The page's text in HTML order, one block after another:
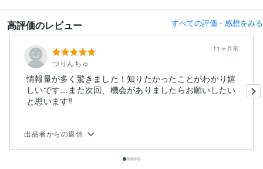
高評価のレビュー すべての評価・感想をみる
つりんちゅ
11ヶ月前
情報量が多く驚きました！知りたかったことがわかり嬉
しいです…また次回、機会がありましたらお願いしたい
と思います‼️
出品者からの返信